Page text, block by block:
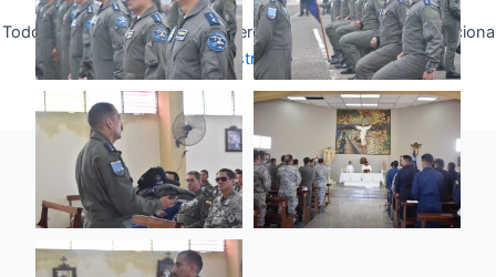
Todos los derechos © 2026 Fuerza Aérea Ecuatoriana | Funciona
gracias aTema Astra para WordPress